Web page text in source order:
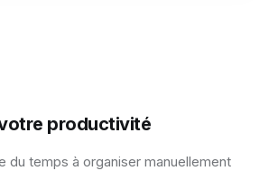
productivité
du temps à organiser manuellement